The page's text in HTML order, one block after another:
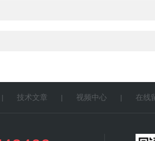
技术文章 | 视频中心 | 在线